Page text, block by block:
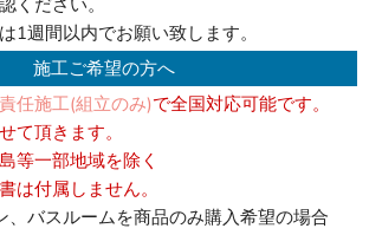
ください。
1週間以内でお願い致します。
施工ご希望の方へ
任施工(組立のみ)で全国対応可能です。
て頂きます。
等一部地域を除く
は付属しません。
、バスルームを商品のみ購入希望の場合